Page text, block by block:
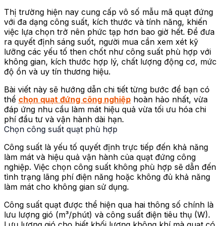
Thị trường hiện nay cung cấp vô số mẫu mã quạt đứng
với đa dạng công suất, kích thước và tính năng, khiến
việc lựa chọn trở nên phức tạp hơn bao giờ hết. Để đưa
ra quyết định sáng suốt, người mua cần xem xét kỹ
lưỡng các yếu tố then chốt như công suất phù hợp với
không gian, kích thước hợp lý, chất lượng động cơ, mức
độ ồn và uy tín thương hiệu.
Bài viết này sẽ hướng dẫn chi tiết từng bước để bạn có
thể chọn quạt đứng công nghiệp hoàn hảo nhất, vừa
đáp ứng nhu cầu làm mát hiệu quả vừa tối ưu hóa chi
phí đầu tư và vận hành dài hạn.
Chọn công suất quạt phù hợp
Công suất là yếu tố quyết định trực tiếp đến khả năng
làm mát và hiệu quả vận hành của quạt đứng công
nghiệp. Việc chọn công suất không phù hợp sẽ dẫn đến
tình trạng lãng phí điện năng hoặc không đủ khả năng
làm mát cho không gian sử dụng.
Công suất quạt được thể hiện qua hai thông số chính là
lưu lượng gió (m³/phút) và công suất điện tiêu thụ (W).